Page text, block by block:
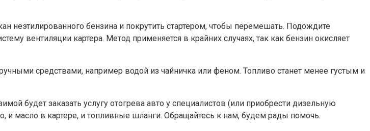
неэтилированного бензина и покрутить стартером, чтобы перемешать. Подождите
вентиляции картера. Метод применяется в крайних случаях, так как бензин окисляет
средствами, например водой из чайничка или феном. Топливо станет менее густым и
будет заказать услугу отогрева авто у специалистов (или приобрести дизельную
масло в картере, и топливные шланги. Обращайтесь к нам, будем рады помочь.